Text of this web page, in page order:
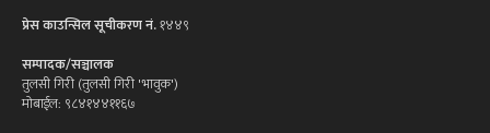
प्रेस काउन्सिल सूचीकरण नं.१४४९
सम्पादक/सञ्चालक
तुलसी गिरी (तुलसी गिरी 'भावुक')
मोबाईल: ९८४१४४११६७